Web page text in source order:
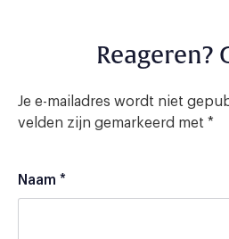
Reageren?
Je e-mailadres wordt niet
velden zijn gemarkeerd met *
Naam *